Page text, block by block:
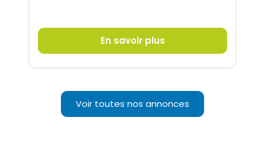
En savoir plus
Voir toutes nos annonces